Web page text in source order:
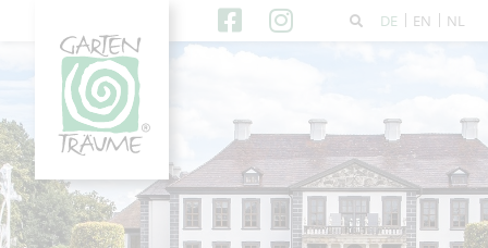
DE EN NL